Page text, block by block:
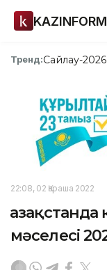
KAZINFORM
Тренд:Сайлау-2026
22:08, 02 Қараша 2022
мәселесі